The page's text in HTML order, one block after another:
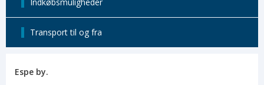
Transport til og fra
Espe by.